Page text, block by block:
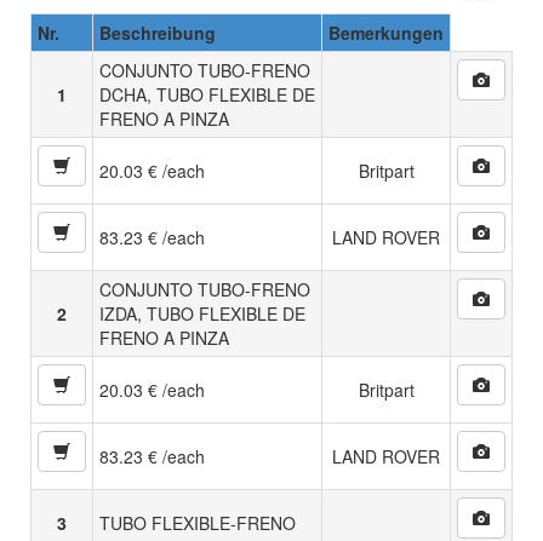
Nr. Beschreibung Bemerkungen
1
CONJUNTO TUBO-FRENO
DCHA, TUBO FLEXIBLE DE
FRENO A PINZA
20.03 € /each Britpart
83.23 € /each LAND ROVER
2
CONJUNTO TUBO-FRENO
IZDA, TUBO FLEXIBLE DE
FRENO A PINZA
20.03 € /each Britpart
83.23 € /each LAND ROVER
3 TUBO FLEXIBLE-FRENO